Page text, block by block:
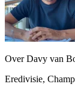
Over Davy van
Eredivisie,